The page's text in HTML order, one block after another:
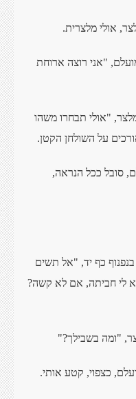
אולי מלצרית.
"אני רוצה ארוחת
"אולי תבחרו משהו
על השולחן הקטן.
סובל ככל הנראה,
כף יד, "אל תשים
לי חביתה, אם לא קשה?
"ומה בשבילך?"
כצפוי, קטע אותי.